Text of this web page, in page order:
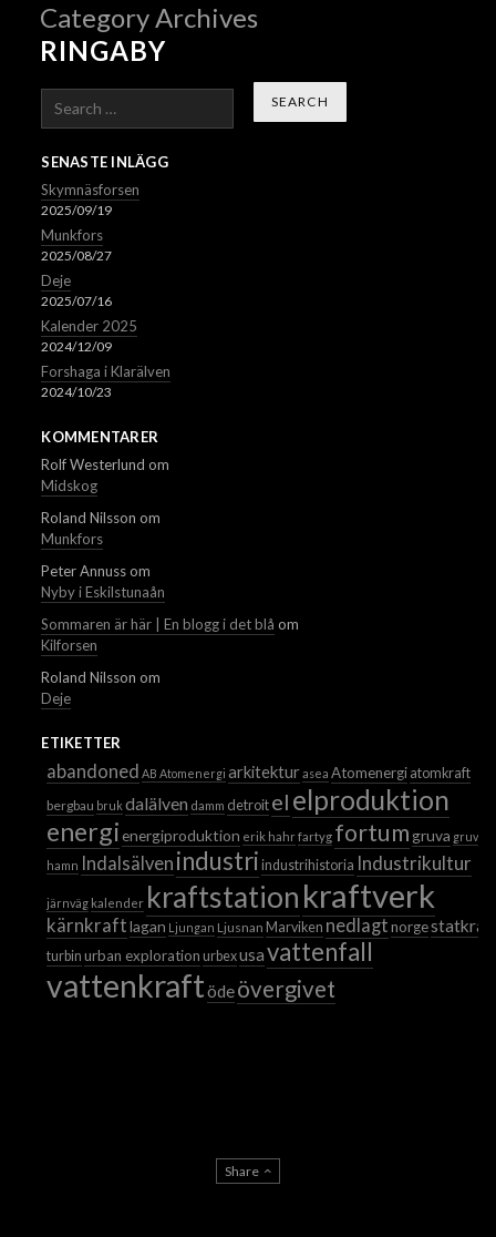
Category Archives
RINGABY
Search
SENASTE INLÄGG
Skymnäsforsen
2025/09/19
Munkfors
2025/08/27
Deje
2025/07/16
Kalender 2025
2024/12/09
Forshaga i Klarälven
2024/10/23
KOMMENTARER
Rolf Westerlund om
Midskog
Roland Nilsson om
Munkfors
Peter Annussom
Nyby i Eskilstunaån
Sommaren är här | En blogg i det blå om
Kilforsen
Roland Nilsson om
Deje
ETIKETTER
abandoned AB Atomenergi arkitekturasea Atomenergi atomkraft
bergbau bruk dalälven damm detroitel elproduktion
energienergiproduktion erik hahrfartyg fortum gruva gruvor
hamn Indalsälven industri industrihistoria Industrikultur
järnväg kalender kraftstationkraftverk
kärnkraftlagan Ljungan Ljusnan Marviken nedlagt norge
turbin urban exploration urbexusavattenfall
vattenkraftödeövergivet
Share